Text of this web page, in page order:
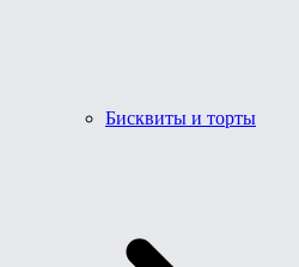
Бисквиты и торты